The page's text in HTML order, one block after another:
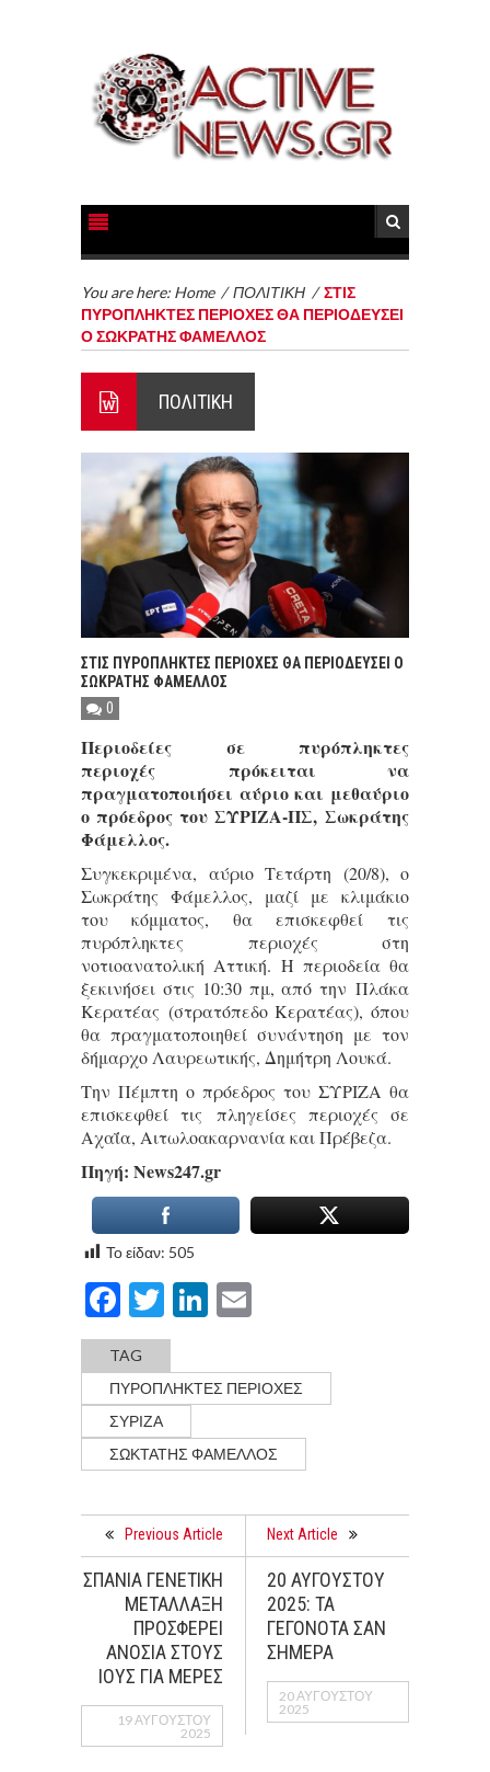
You are here: Home /ΠΟΛΙΤΙΚΗ /ΣΤΙΣ
ΠΥΡΟΠΛΗΚΤΕΣ ΠΕΡΙΟΧΕΣ ΘΑ ΠΕΡΙΟΔΕΥΣΕΙ
Ο ΣΩΚΡΑΤΗΣ ΦΑΜΕΛΛΟΣ
ΠΟΛΙΤΙΚΗ
ΣΤΙΣ ΠΥΡΟΠΛΗΚΤΕΣ ΠΕΡΙΟΧΕΣ ΘΑ ΠΕΡΙΟΔΕΥΣΕΙ Ο
ΣΩΚΡΑΤΗΣ ΦΑΜΕΛΛΟΣ
0
Περιοδείες σε πυρόπληκτες
περιοχές πρόκειται να
πραγματοποιήσει αύριο και μεθαύριο
ο πρόεδρος του ΣΥΡΙΖΑ-ΠΣ, Σωκράτης
Φάμελλος.
Συγκεκριμένα, αύριο Τετάρτη (20/8), ο
Σωκράτης Φάμελλος, μαζί με κλιμάκιο
του κόμματος, θα επισκεφθεί τις
πυρόπληκτες περιοχές στη
νοτιοανατολική Αττική. Η περιοδεία θα
ξεκινήσει στις 10:30 πμ, από την Πλάκα
Κερατέας (στρατόπεδο Κερατέας), όπου
θα πραγματοποιηθεί συνάντηση με τον
δήμαρχο Λαυρεωτικής, Δημήτρη Λουκά.
Την Πέμπτη ο πρόεδρος του ΣΥΡΙΖΑ θα
επισκεφθεί τις πληγείσες περιοχές σε
Αχαΐα, Αιτωλοακαρνανία και Πρέβεζα.
Πηγή: Νews247.gr
Το είδαν: 505
Facebook
TwitterLinkedIn
TAG
ΠΥΡΟΠΛΗΚΤΕΣ ΠΕΡΙΟΧΕΣ
ΣΥΡΙΖΑ
ΣΩΚΤΑΤΗΣ ΦΑΜΕΛΛΟΣ
Previous Article
ΣΠΑΝΙΑ ΓΕΝΕΤΙΚΗ
ΜΕΤΑΛΛΑΞΗ
ΠΡΟΣΦΕΡΕΙ
ΑΝΟΣΙΑ ΣΤΟΥΣ
ΙΟΥΣ ΓΙΑ ΜΕΡΕΣ
19 ΑΥΓΟΎΣΤΟΥ
2025
Next Article
20 ΑΥΓΟΥΣΤΟΥ
2025: ΤΑ
ΓΕΓΟΝΟΤΑ ΣΑΝ
ΣΗΜΕΡΑ
20 ΑΥΓΟΎΣΤΟΥ
2025